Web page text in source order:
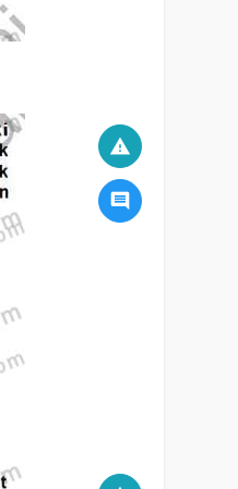
warning
comment